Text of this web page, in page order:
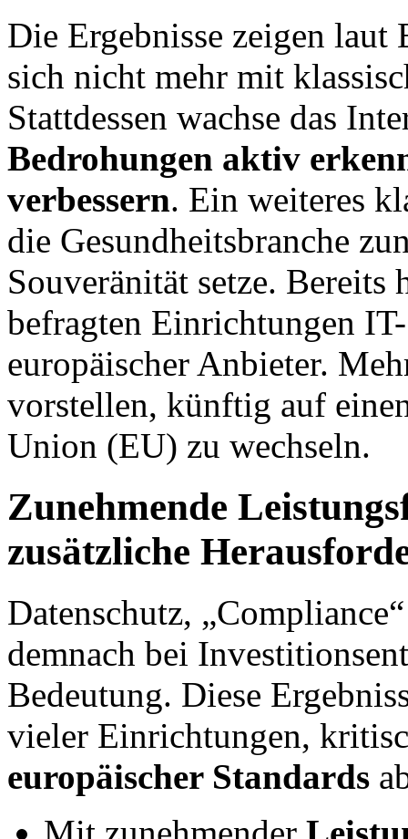
Die Ergebnisse zeigen laut
sich nicht mehr mit
Stattdessen wachse das
Bedrohungen aktiv
verbessern. Ein weiteres
die Gesundheitsbranche
Souveränität setze. Bereits
befragten Einrichtungen
europäischer Anbieter.
vorstellen, künftig auf
Union (EU) zu wechseln.
Zunehmende
zusätzliche
Datenschutz,
demnach bei
Bedeutung. Diese
vieler Einrichtungen,
europäischer Standards